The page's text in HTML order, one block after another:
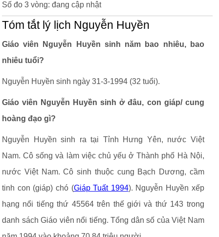
Số đo 3 vòng: đang cập nhật
Tóm tắt lý lịch Nguyễn Huyền
Giáo viên Nguyễn Huyền sinh năm bao nhiêu, bao
nhiêu tuổi?
Nguyễn Huyền sinh ngày 31-3-1994 (32 tuổi).
Giáo viên Nguyễn Huyền sinh ở đâu, con giáp/ cung
hoàng đạo gì?
Nguyễn Huyền sinh ra tại Tỉnh Hưng Yên, nước Việt
Nam. Cô sống và làm việc chủ yếu ở Thành phố Hà Nội,
nước Việt Nam. Cô sinh thuộc cung Bạch Dương, cầm
tinh con (giáp) chó (Giáp Tuất 1994). Nguyễn Huyền xếp
hạng nổi tiếng thứ 45564 trên thế giới và thứ 143 trong
danh sách Giáo viên nổi tiếng. Tổng dân số của Việt Nam